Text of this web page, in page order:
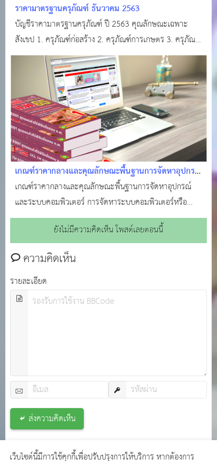
ราคามาตรฐานครุภัณฑ์ ธันวาคม 2563
บัญชีราคามาตรฐานครุภัณฑ์ ปี 2563 คุณลักษณะเฉพาะ
สังเขป 1. ครุภัณฑ์ก่อสร้าง 2. ครุภัณฑ์การเกษตร 3. ครุภัณฑ์
การแพทย์ 4. ครุภัณฑ์การศึกษา 5. ครุภัณฑ์โฆษณาและเผย
แพร่ 6. ครุภัณฑ์งานบ้านงานครัว 7. ครุภัณฑ์ไฟฟ้าและวิทยุ
8. ครุภัณฑ์ยานพาหนะและขนส่ง 9. ครุภัณฑ์โรงง
เกณฑ์ราคากลางและคุณลักษณะพื้นฐานการจัดหาอุปกรณ์
และระบบคอมพิวเตอร์
เกณฑ์ราคากลางและคุณลักษณะพื้นฐานการจัดหาอุปกรณ์
และระบบคอมพิวเตอร์ การจัดหาระบบคอมพิวเตอร์หรือ
ครุภัณฑ์คอมพิวเตอร์ทดแทน ต้องผ่านการใช้งานมาแล้วไม่
น้อยกว่า 5 ปี เกณฑ์ราคากลางนี้เป็นราคาที่รวมภาษีมูลค่า
เพิ่ม (7%) แล้ว และมีการรับประกันผลิตภัณฑ์เป็นระยะเวลา
ไม
ยังไม่มีความคิดเห็น โพสต์เลยตอนนี้
ความคิดเห็น
รายละเอียด
ส่งความคิดเห็น
เว็บไซต์นี้มีการใช้คุกกี้เพื่อปรับปรุงการให้บริการ หากต้องการ